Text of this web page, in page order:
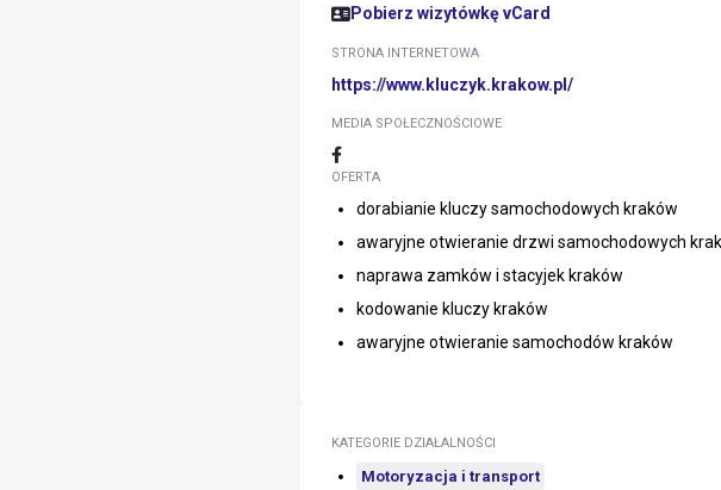
Pobierz wizytówkę vCard
STRONA INTERNETOWA
https://www.kluczyk.krakow.pl/
MEDIA SPOŁECZNOŚCIOWE
OFERTA
dorabianie kluczy samochodowych kraków
awaryjne otwieranie drzwi samochodowych
naprawa zamków i stacyjek kraków
kodowanie kluczy kraków
awaryjne otwieranie samochodów kraków
KATEGORIE DZIAŁALNOŚCI
Motoryzacja i transport